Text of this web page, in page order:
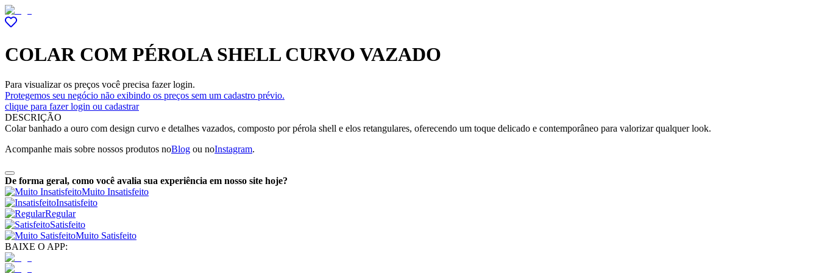
COLAR COM PÉROLA SHELL CURVO VAZADO
Para visualizar os preços você precisa fazer login.
Protegemos seu negócio não exibindo os preços sem um cadastro prévio.
clique para fazer login ou cadastrar
DESCRIÇÃO
Colar banhado a ouro com design curvo e detalhes vazados, composto por pérola shell e elos retangulares, oferecendo um toque delicado e contemporâneo para valorizar qualquer look.
Acompanhe mais sobre nossos produtos noBlog ou noInstagram.
De forma geral, como você avalia sua experiência em nosso site hoje?
Muito Insatisfeito
Insatisfeito
Regular
Satisfeito
Muito Satisfeito
BAIXE O APP: